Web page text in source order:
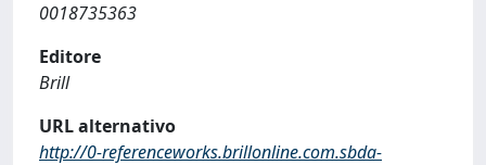
0018735363
Editore
Brill
URL alternativo
http://0-referenceworks.brillonline.com.sbda-